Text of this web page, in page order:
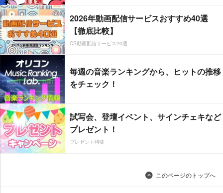
2026年動画配信サービスおすすめ40選
【徹底比較】
CS動画配信サービス20選
毎週の音楽ランキングから、ヒットの推移
をチェック！
試写会、登壇イベント、サインチェキなど
プレゼント！
プレゼント特集
このページのトップへ